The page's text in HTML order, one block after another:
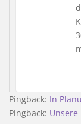
Pingback: In
Pingback: